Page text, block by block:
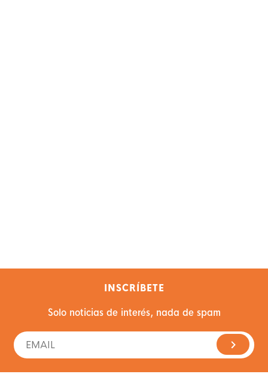
INSCRÍBETE
Solo noticias de interés, nada de spam